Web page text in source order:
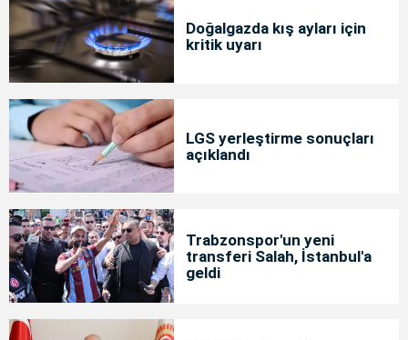
Doğalgazda kış ayları için
kritik uyarı
LGS yerleştirme sonuçları
açıklandı
Trabzonspor'un yeni
transferi Salah, İstanbul'a
geldi